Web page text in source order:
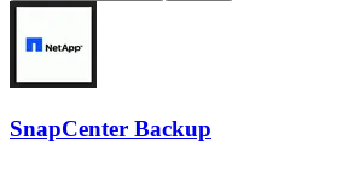
SnapCenter Backup